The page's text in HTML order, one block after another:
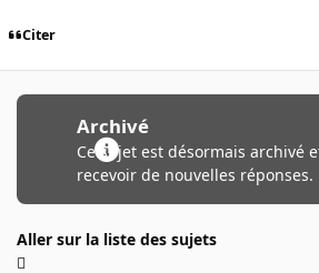
Citer
Archivé
Ce sujet est désormais archivé
recevoir de nouvelles réponses.
Aller sur la liste des sujets